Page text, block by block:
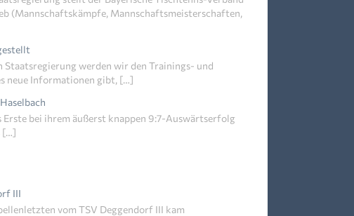
(Mannschaftskämpfe, Mannschaftsmeisterschaften,
Staatsregierung werden wir den Trainings- und
neue Informationen gibt, […]
bei ihrem äußerst knappen 9:7-Auswärtserfolg
[…]
III
vom TSV Deggendorf III kam